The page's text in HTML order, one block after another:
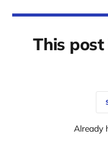
This
Already